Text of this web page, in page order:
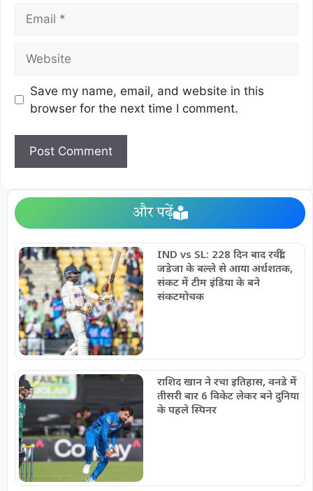
Save my name, email, and website in this
browser for the next time I comment.
और पढ़ें
IND vs SL: 228 दिन बाद रवींद्र
जडेजा के बल्ले से आया अर्धशतक,
संकट में टीम इंडिया के बने
संकटमोचक
राशिद खान ने रचा इतिहास, वनडे में
तीसरी बार 6 विकेट लेकर बने दुनिया
के पहले स्पिनर